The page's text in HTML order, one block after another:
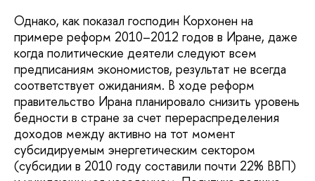
Однако, как показал господин Корхонен на
примере реформ 2010–2012 годов в Иране, даже
когда политические деятели следуют всем
предписаниям экономистов, результат не всегда
соответствует ожиданиям. В ходе реформ
правительство Ирана планировало снизить уровень
бедности в стране за счет перераспределения
доходов между активно на тот момент
субсидируемым энергетическим сектором
(субсидии в 2010 году составили почти 22% ВВП)